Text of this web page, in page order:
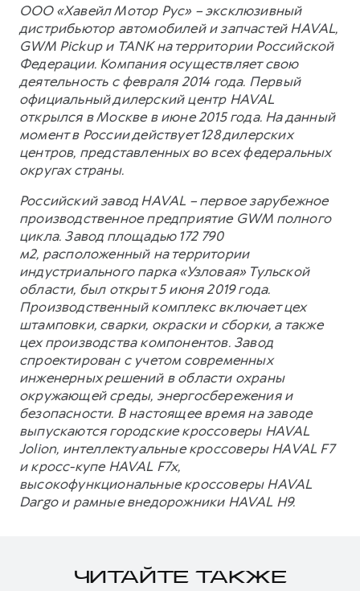
ООО «Хавейл Мотор Рус» – эксклюзивный
дистрибьютор автомобилей и запчастей HAVAL,
GWM Pickup и TANK на территории Российской
Федерации. Компания осуществляет свою
деятельность с февраля 2014 года. Первый
официальный дилерский центр HAVAL
открылся в Москве в июне 2015 года. На данный
момент в России действует 128 дилерских
центров, представленных во всех федеральных
округах страны.
Российский завод HAVAL – первое зарубежное
производственное предприятие GWM полного
цикла. Завод площадью 172 790
м2, расположенный на территории
индустриального парка «Узловая» Тульской
области, был открыт 5 июня 2019 года.
Производственный комплекс включает цех
штамповки, сварки, окраски и сборки, а также
цех производства компонентов. Завод
спроектирован с учетом современных
инженерных решений в области охраны
окружающей среды, энергосбережения и
безопасности. В настоящее время на заводе
выпускаются городские кроссоверы HAVAL
Jolion, интеллектуальные кроссоверы HAVAL F7
и кросс-купе HAVAL F7x,
высокофункциональные кроссоверы HAVAL
Dargo и рамные внедорожники HAVAL H9.
ЧИТАЙТЕ ТАКЖЕ